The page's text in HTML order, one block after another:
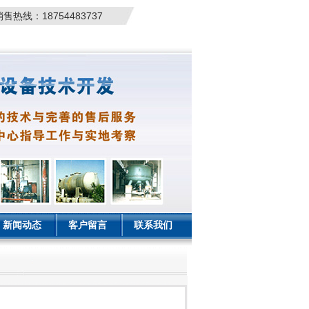
售热线：18754483737
新闻动态 客户留言 联系我们